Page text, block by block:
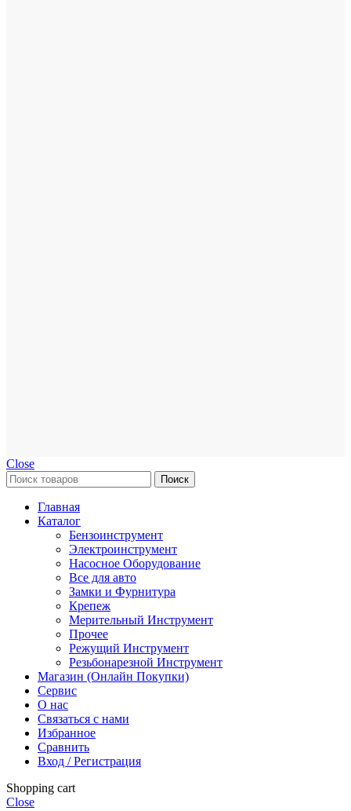
Close
Поиск
Главная
Каталог
Бензоинструмент
Электроинструмент
Насосное Оборудование
Все для авто
Замки и Фурнитура
Крепеж
Мерительный Инструмент
Прочее
Режущий Инструмент
Резьбонарезной Инструмент
Магазин (Онлайн Покупки)
Сервис
О нас
Связаться с нами
Избранное
Сравнить
Вход / Регистрация
Shopping cart
Close